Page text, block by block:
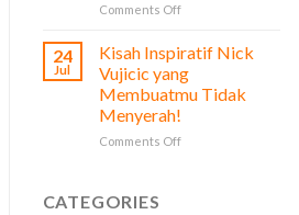
yang
Diperhatikan
Pemilik
Bisnis
Comments Offon
Prinsip
dalam
Bisnis,
Belajar
dari
24
Jul
Kisah Inspiratif Nick
Vujicic yang
Membuatmu Tidak
Menyerah!
Comments Offon
CATEGORIES